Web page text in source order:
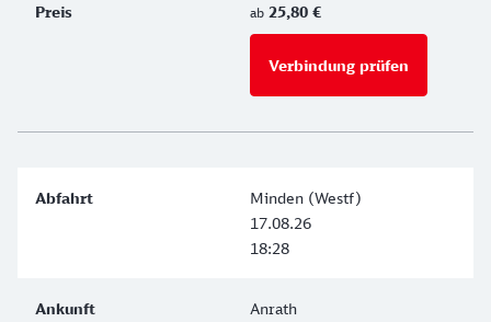
ab 25,80 €
Verbindung prüfen
Minden (Westf)
17.08.26
18:28
Anrath